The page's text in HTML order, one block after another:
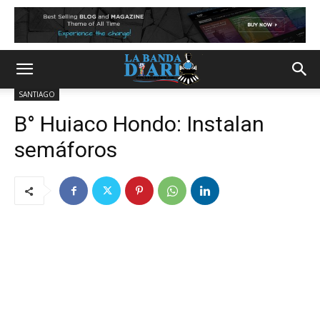
SANTIAGO
B° Huiaco Hondo: Instalan
semáforos